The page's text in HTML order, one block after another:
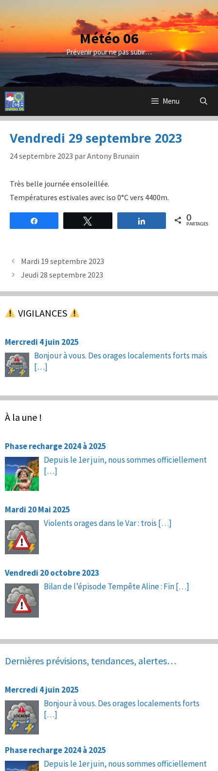
contenu
Météo 06
Prévenir pour ne pas subir…
Menu
Vendredi 29 septembre 2023
24 septembre 2023 parAntony Brunain
Très belle journée ensoleillée.
Températures estivales avec iso 0°C vers 4400m.
Partagez 0
PARTAGES
Mardi 19 septembre 2023
Jeudi 28 septembre 2023
VIGILANCES
Mercredi 4 juin 2025
Bonjour à vous. Des orages localements forts mais
[…]
À la une !
Phase recharge 2024 à 2025
Depuis le 1er juin, nous sommes officiellement
[…]
Mardi 20 Mai 2025
Violents orages dans le Var : trois […]
Vendredi 20 octobre 2023
Bilan de l’épisode Tempête Aline : Fin[…]
Dernières prévisions, tendances, alertes…
Mercredi 4 juin 2025
Bonjour à vous. Des orages localements forts
[…]
Phase recharge 2024 à 2025
Depuis le 1er juin, nous sommes officiellement